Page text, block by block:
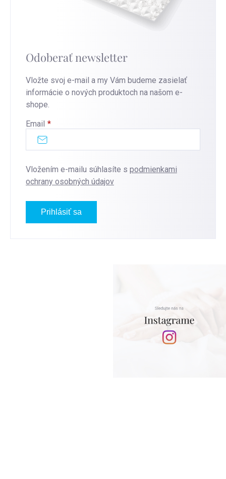
Odoberať newsletter
Vložte svoj e-mail a my Vám budeme zasielať
informácie o nových produktoch na našom e-
shope.
Email
Vložením e-mailu súhlasíte s podmienkami
ochrany osobných údajov
Prihlásiť sa